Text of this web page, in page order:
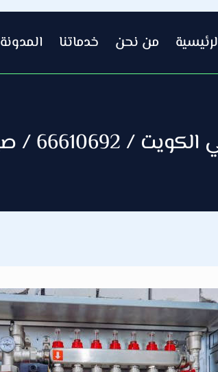
من نحن خدماتنا المدونة
وتركيب فني صحي الكويت